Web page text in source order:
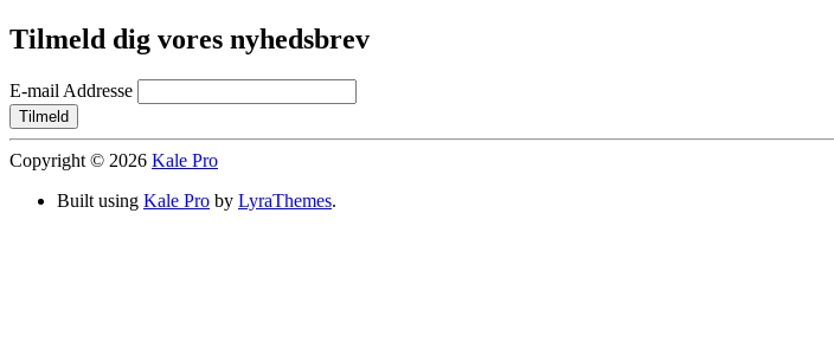
Tilmeld dig vores nyhedsbrev
E-mail Addresse
Copyright © 2026 Kale Pro
Built using Kale Pro by LyraThemes.